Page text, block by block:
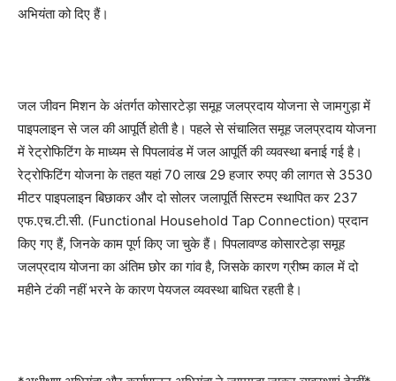
अभियंता को दिए हैं।
जल जीवन मिशन के अंतर्गत कोसारटेड़ा समूह जलप्रदाय योजना से जामगुड़ा में
पाइपलाइन से जल की आपूर्ति होती है। पहले से संचालित समूह जलप्रदाय योजना
में रेट्रोफिटिंग के माध्यम से पिपलावंड में जल आपूर्ति की व्यवस्था बनाई गई है।
रेट्रोफिटिंग योजना के तहत यहां 70 लाख 29 हजार रुपए की लागत से 3530
मीटर पाइपलाइन बिछाकर और दो सोलर जलापूर्ति सिस्टम स्थापित कर 237
एफ.एच.टी.सी. (Functional Household Tap Connection) प्रदान
किए गए हैं, जिनके काम पूर्ण किए जा चुके हैं। पिपलावण्ड कोसारटेड़ा समूह
जलप्रदाय योजना का अंतिम छोर का गांव है, जिसके कारण ग्रीष्म काल में दो
महीने टंकी नहीं भरने के कारण पेयजल व्यवस्था बाधित रहती है।